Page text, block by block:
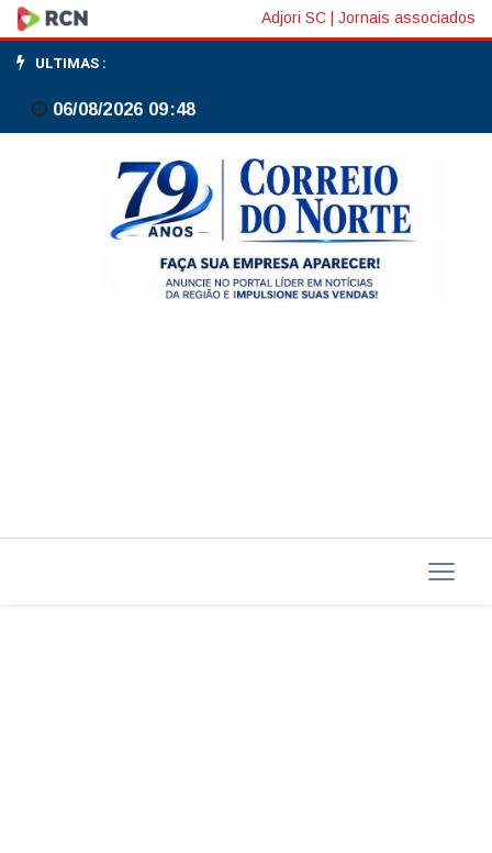
Relatório
final
da
Organizado
Adjori SC Jornais associados
ULTIMAS :
06/08/2026 09:48